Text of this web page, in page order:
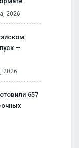
2026
—
2026
657